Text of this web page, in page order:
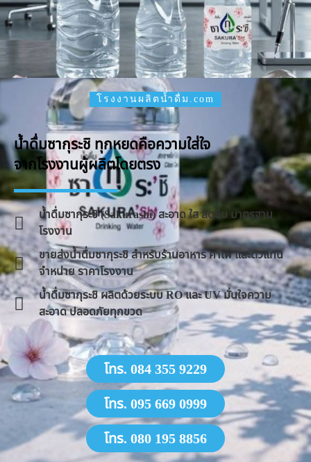
โรงงานผลิตน้ำดื่ม.com
น้ำดื่มซากุระชิ ทุกหยดคือความใส่ใจ
จากโรงงานผู้ผลิตโดยตรง
น้ำดื่มซากุระชิ (Sakurashi) สะอาด ใส สดชื่น มาตรฐาน
โรงงาน
ขายส่งน้ำดื่มซากุระชิ สำหรับร้านอาหาร คาเฟ่ และตัวแทน
จำหน่าย ราคาโรงงาน
น้ำดื่มซากุระชิ ผลิตด้วยระบบ RO และ UV มั่นใจความ
สะอาด ปลอดภัยทุกขวด
โทร. 084 355 9229
โทร. 095 669 0999
โทร. 080 195 8856